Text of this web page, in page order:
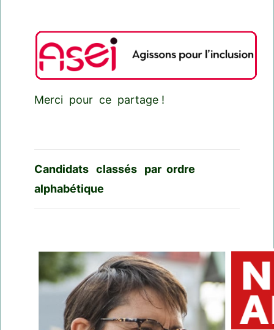
Merci pour ce partage !
Candidats classés par ordre
alphabétique